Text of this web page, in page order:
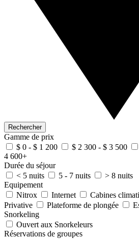
Rechercher
Gamme de prix
$ 0 - $ 1 200
$ 2 300 - $ 3 500
4 600+
Durée du séjour
< 5 nuits
5 - 7 nuits
> 8 nuits
Equipement
Nitrox
Internet Cabines
Privative
Plateforme de plongée
Snorkeling
Ouvert aux Snorkeleurs
Réservations de groupes